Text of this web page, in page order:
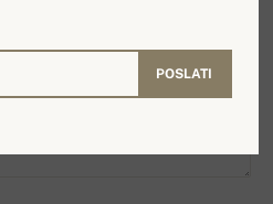
POSLATI